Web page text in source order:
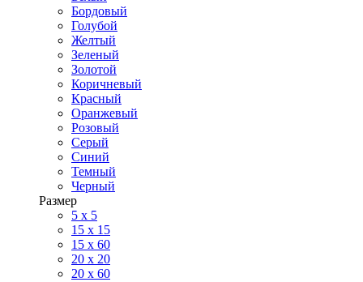
Бордовый
Голубой
Желтый
Зеленый
Золотой
Коричневый
Красный
Оранжевый
Розовый
Серый
Синий
Темный
Черный
Размер
5 x 5
15 x 15
15 x 60
20 х 20
20 x 60